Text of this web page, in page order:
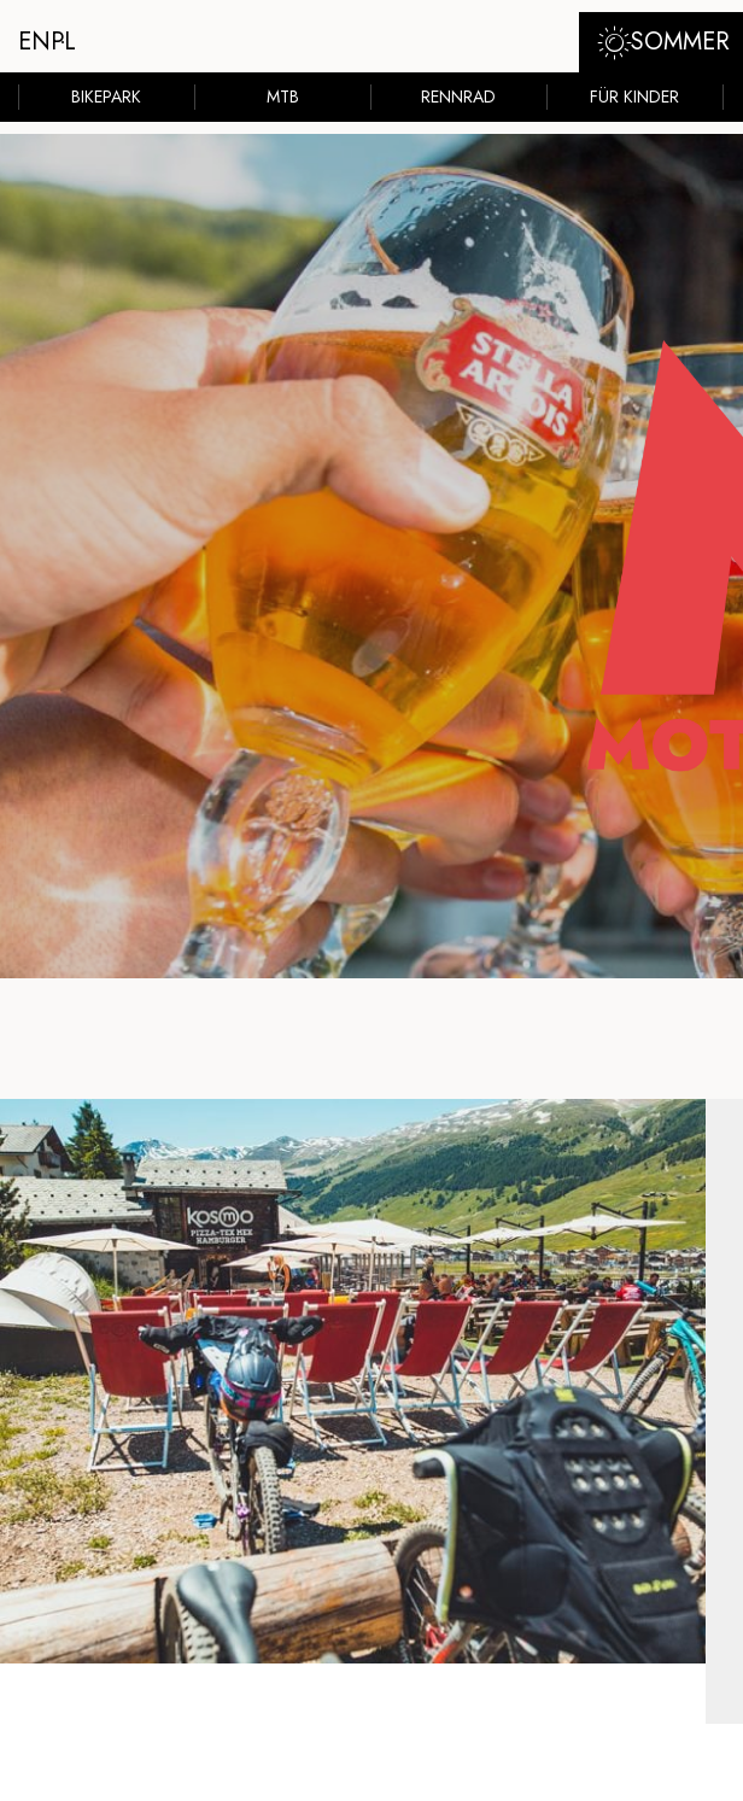
SOMMER
ENPL
BIKEPARK MTB RENNRAD FÜR KINDER